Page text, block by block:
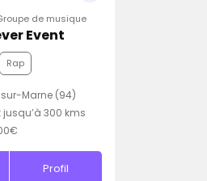
de musique
Event
Rap
Marne (94)
300 kms
Profil